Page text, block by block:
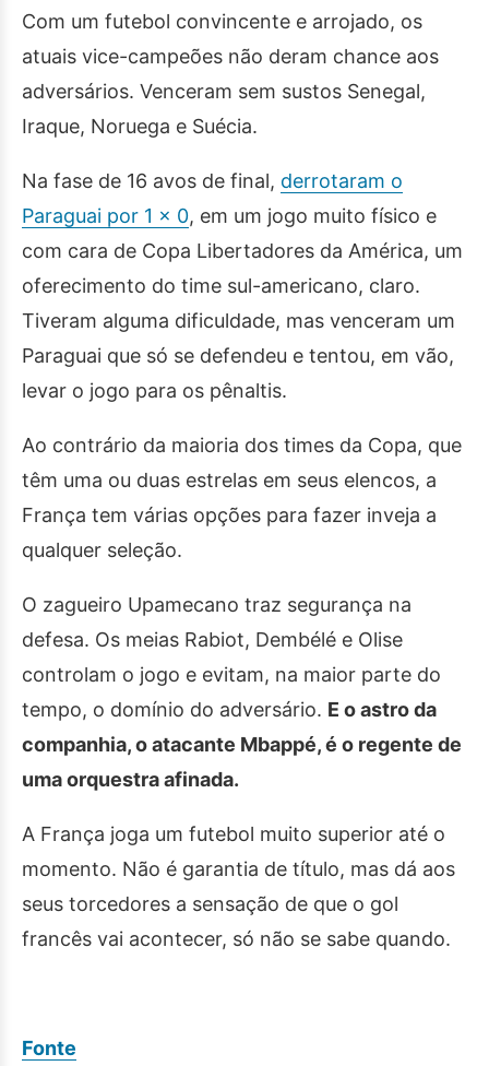
Com um futebol convincente e arrojado, os
atuais vice-campeões não deram chance aos
adversários. Venceram sem sustos Senegal,
Iraque, Noruega e Suécia.
Na fase de 16 avos de final, derrotaram o
Paraguai por 1 x 0, em um jogo muito físico e
com cara de Copa Libertadores da América, um
oferecimento do time sul-americano, claro.
Tiveram alguma dificuldade, mas venceram um
Paraguai que só se defendeu e tentou, em vão,
levar o jogo para os pênaltis.
Ao contrário da maioria dos times da Copa, que
têm uma ou duas estrelas em seus elencos, a
França tem várias opções para fazer inveja a
qualquer seleção.
O zagueiro Upamecano traz segurança na
defesa. Os meias Rabiot, Dembélé e Olise
controlam o jogo e evitam, na maior parte do
tempo, o domínio do adversário. E o astro da
companhia, o atacante Mbappé, é o regente de
uma orquestra afinada.
A França joga um futebol muito superior até o
momento. Não é garantia de título, mas dá aos
seus torcedores a sensação de que o gol
francês vai acontecer, só não se sabe quando.
Fonte